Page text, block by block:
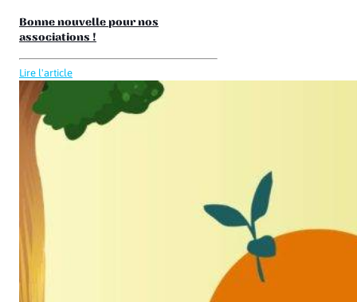
Bonne nouvelle pour nos
associations !
Lire l'article